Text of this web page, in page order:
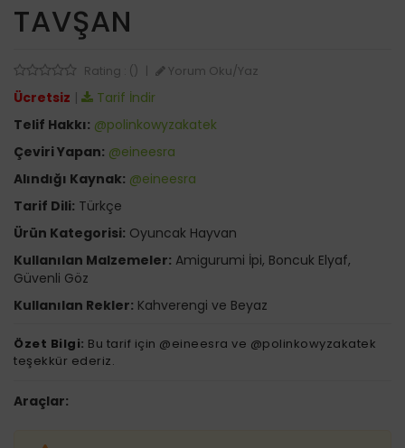
TAVŞAN
Rating : () Yorum Oku/Yaz
Ücretsiz |
Tarif İndir
Telif Hakkı: @polinkowyzakatek
Çeviri Yapan: @eineesra
Alındığı Kaynak: @eineesra
Tarif Dili: Türkçe
Ürün Kategorisi: Oyuncak Hayvan
Kullanılan Malzemeler: Amigurumi İpi, Boncuk Elyaf,
Güvenli Göz
Kullanılan Rekler: Kahverengi ve Beyaz
Özet Bilgi: Bu tarif için @eineesra ve @polinkowyzakatek
teşekkür ederiz.
Araçlar: